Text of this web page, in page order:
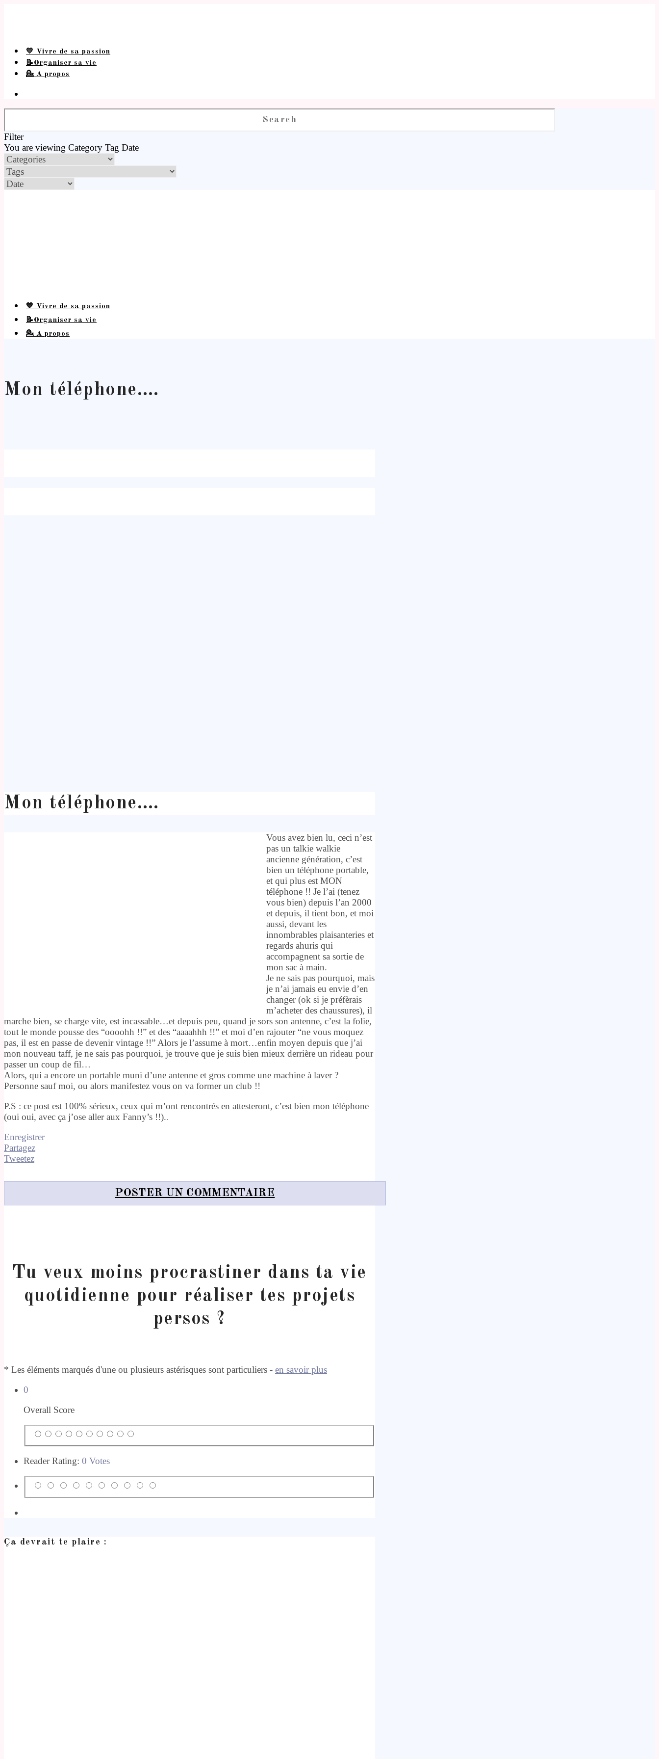
💛 Vivre de sa passion
📝Organiser sa vie
💁 A propos
Filter
You are viewing Category Tag Date
💛 Vivre de sa passion
📝Organiser sa vie
💁 A propos
Mon téléphone….
Mon téléphone….
Vous avez bien lu, ceci n’est
pas un talkie walkie
ancienne génération, c’est
bien un téléphone portable,
et qui plus est MON
téléphone !! Je l’ai (tenez
vous bien) depuis l’an 2000
et depuis, il tient bon, et moi
aussi, devant les
innombrables plaisanteries et
regards ahuris qui
accompagnent sa sortie de
mon sac à main.
Je ne sais pas pourquoi, mais
je n’ai jamais eu envie d’en
changer (ok si je préfèrais
m’acheter des chaussures), il
marche bien, se charge vite, est incassable…et depuis peu, quand je sors son antenne, c’est la folie,
tout le monde pousse des “oooohh !!” et des “aaaahhh !!” et moi d’en rajouter “ne vous moquez
pas, il est en passe de devenir vintage !!” Alors je l’assume à mort…enfin moyen depuis que j’ai
mon nouveau taff, je ne sais pas pourquoi, je trouve que je suis bien mieux derrière un rideau pour
passer un coup de fil…
Alors, qui a encore un portable muni d’une antenne et gros comme une machine à laver ?
Personne sauf moi, ou alors manifestez vous on va former un club !!
P.S : ce post est 100% sérieux, ceux qui m’ont rencontrés en attesteront, c’est bien mon téléphone
(oui oui, avec ça j’ose aller aux Fanny’s !!)..
Enregistrer
Partagez
Tweetez
POSTER UN COMMENTAIRE
Tu veux moins procrastiner dans ta vie
quotidienne pour réaliser tes projets
persos ?
* Les éléments marqués d'une ou plusieurs astérisques sont particuliers - en savoir plus
0
Overall Score
Reader Rating: 0 Votes
Ça devrait te plaire :